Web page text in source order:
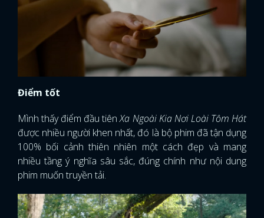
Điểm tốt
Mình thấy điểm đầu tiênXa Ngoài Kia Nơi Loài Tôm Hát
được nhiều người khen nhất, đó là bộ phim đã tận dụng
100% bối cảnh thiên nhiên một cách đẹp và mang
nhiều tầng ý nghĩa sâu sắc, đúng chính như nội dung
phim muốn truyền tải.